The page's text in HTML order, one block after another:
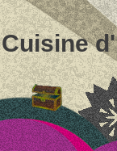
Cuisine